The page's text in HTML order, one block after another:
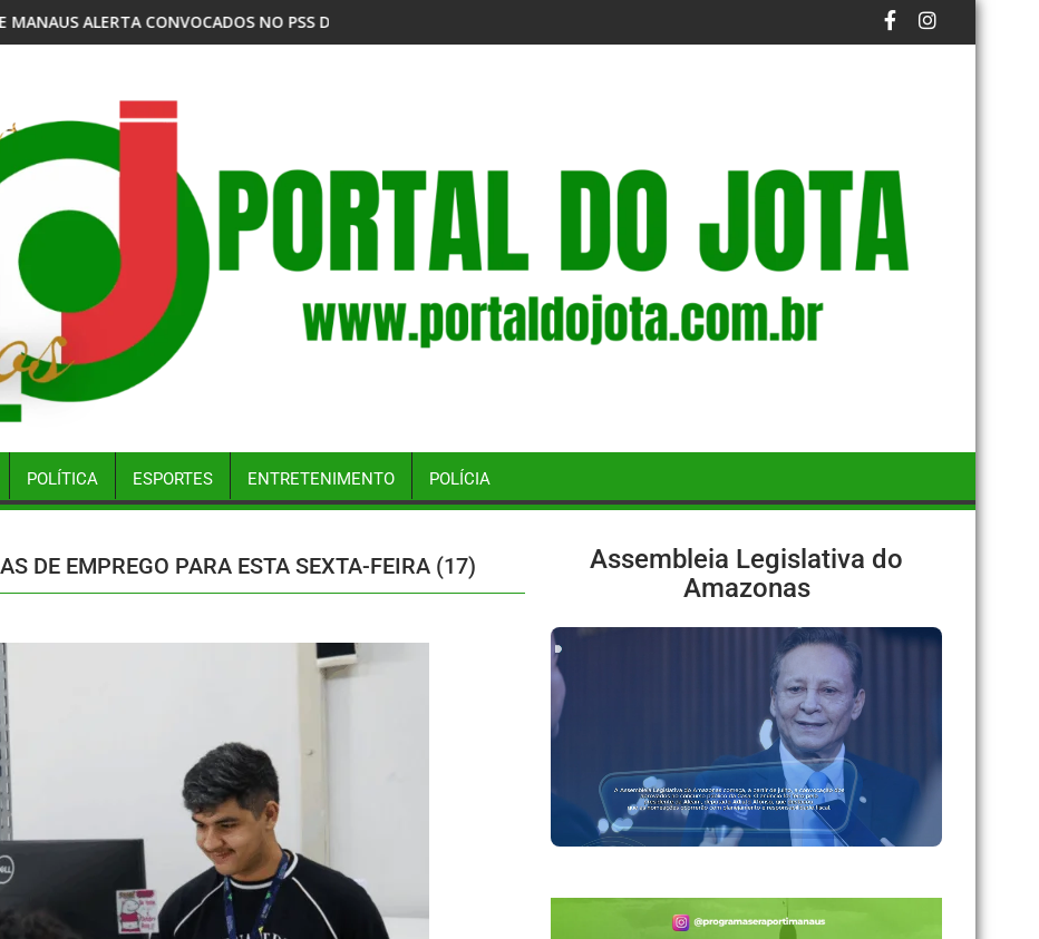
NO PSS DA VACINAÇÃO ANTIRRÁBICA ANIMAL DA SEMSA PARA O PRAZO FINAL DO PROCESSO
MPF DENUNCIA EMPRESAS POR DESPEJO DE RESÍDUOS NA BAÍA DE GUANABARAEM NOVA REDUÇÃO, COPOM BAIXA TAXA SELIC
POLÍTICA ESPORTES ENTRETENIMENTO POLÍCIA
DE EMPREGO PARA ESTA SEXTA-FEIRA (17)
Assembleia Legislativa do
Amazonas